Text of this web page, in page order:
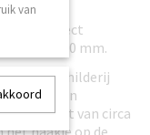
direct
circa 20 mm.
bij het schilderij
zijn
gewicht van circa
haakje op de
van